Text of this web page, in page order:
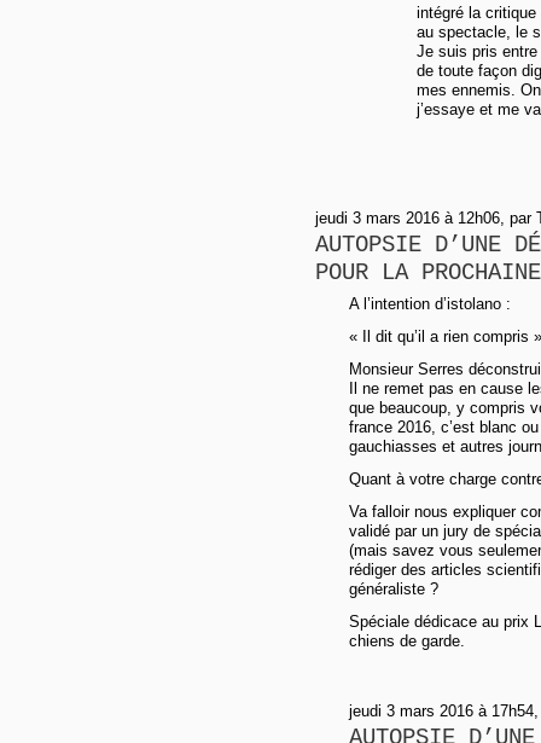
intégré la
au spectacle, le
Je suis pris
de toute façon
mes ennemis.
j’essaye et me
jeudi 3 mars 2016 à 12h06, par
AUTOPSIE D’UNE
POUR LA
A l’intention d’istolano :
« Il dit qu’il a rien compris »
Monsieur Serres
Il ne remet pas en cause
que beaucoup, y compris
france 2016, c’est blanc
gauchiasses et autres
Quant à votre charge
Va falloir nous expliquer
validé par un jury de
(mais savez vous
rédiger des articles
généraliste ?
Spéciale dédicace au prix
chiens de garde.
jeudi 3 mars 2016 à